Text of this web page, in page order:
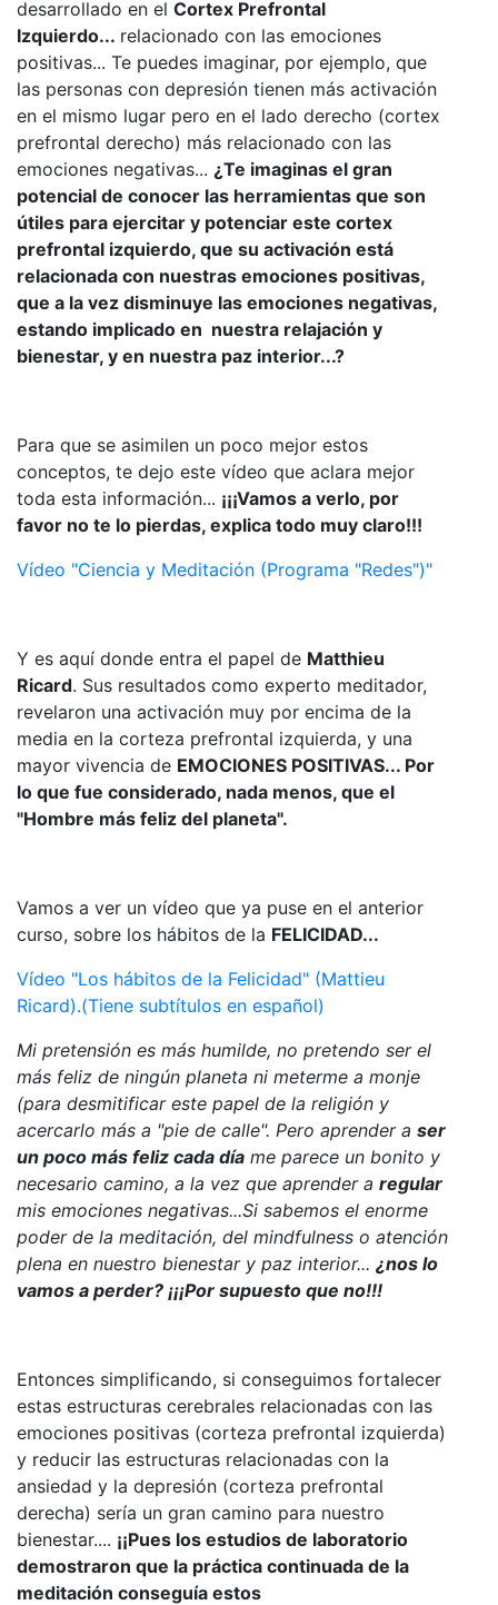
desarrollado en el Cortex Prefrontal
Izquierdo... relacionado con las emociones
positivas... Te puedes imaginar, por ejemplo, que
las personas con depresión tienen más activación
en el mismo lugar pero en el lado derecho (cortex
prefrontal derecho) más relacionado con las
emociones negativas... ¿Te imaginas el gran
potencial de conocer las herramientas que son
útiles para ejercitar y potenciar este cortex
prefrontal izquierdo, que su activación está
relacionada con nuestras emociones positivas,
que a la vez disminuye las emociones negativas,
estando implicado en nuestra relajación y
bienestar, y en nuestra paz interior...?
Para que se asimilen un poco mejor estos
conceptos, te dejo este vídeo que aclara mejor
toda esta información... ¡¡¡Vamos a verlo, por
favor no te lo pierdas, explica todo muy claro!!!
Vídeo "Ciencia y Meditación (Programa "Redes")"
Y es aquí donde entra el papel de Matthieu
Ricard. Sus resultados como experto meditador,
revelaron una activación muy por encima de la
media en la corteza prefrontal izquierda, y una
mayor vivencia de EMOCIONES POSITIVAS... Por
lo que fue considerado, nada menos, que el
"Hombre más feliz del planeta".
Vamos a ver un vídeo que ya puse en el anterior
curso, sobre los hábitos de la FELICIDAD...
Vídeo "Los hábitos de la Felicidad" (Mattieu
Ricard).(Tiene subtítulos en español)
Mi pretensión es más humilde, no pretendo ser el
más feliz de ningún planeta ni meterme a monje
(para desmitificar este papel de la religión y
acercarlo más a "pie de calle". Pero aprender a ser
un poco más feliz cada día me parece un bonito y
necesario camino, a la vez que aprender a regular
mis emociones negativas...Si sabemos el enorme
poder de la meditación, del mindfulness o atención
plena en nuestro bienestar y paz interior... ¿nos lo
vamos a perder? ¡¡¡Por supuesto que no!!!
Entonces simplificando, si conseguimos fortalecer
estas estructuras cerebrales relacionadas con las
emociones positivas (corteza prefrontal izquierda)
y reducir las estructuras relacionadas con la
ansiedad y la depresión (corteza prefrontal
derecha) sería un gran camino para nuestro
bienestar.... ¡¡Pues los estudios de laboratorio
demostraron que la práctica continuada de la
meditación conseguía estos